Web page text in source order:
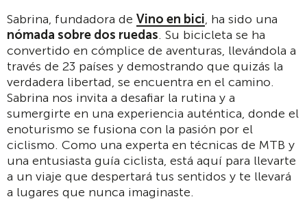
Sabrina, fundadora de Vino en bici, ha sido una
nómada sobre dos ruedas. Su bicicleta se ha
convertido en cómplice de aventuras, llevándola a
través de 23 países y demostrando que quizás la
verdadera libertad, se encuentra en el camino.
Sabrina nos invita a desafiar la rutina y a
sumergirte en una experiencia auténtica, donde el
enoturismo se fusiona con la pasión por el
ciclismo. Como una experta en técnicas de MTB y
una entusiasta guía ciclista, está aquí para llevarte
a un viaje que despertará tus sentidos y te llevará
a lugares que nunca imaginaste.